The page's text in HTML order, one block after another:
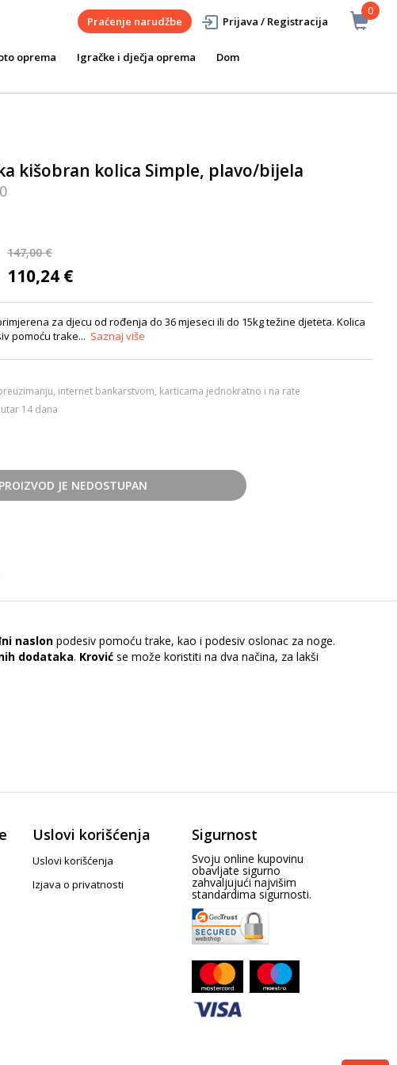
0
Praćenje narudžbe Prijava / Registracija
oprema Igračke i dječja oprema
Dom
kišobran kolica Simple, plavo/bijela
147,00 €
110,24 €
za djecu od rođenja do 36 mjeseci ili do 15kg težine djeteta. Kolica
pomoću trake... Saznaj više
internet bankarstvom, karticama jednokratno i na rate
14 dana
PROIZVOD JE NEDOSTUPAN
naslon podesiv pomoću trake, kao i podesiv oslonac za noge.
dodataka. Krović se može koristiti na dva načina, za lakši
Uslovi korišćenja
Uslovi korišćenja
Izjava o privatnosti
Sigurnost
Svoju online kupovinu
obavljate sigurno
zahvaljujući najvišim
standardima sigurnosti.